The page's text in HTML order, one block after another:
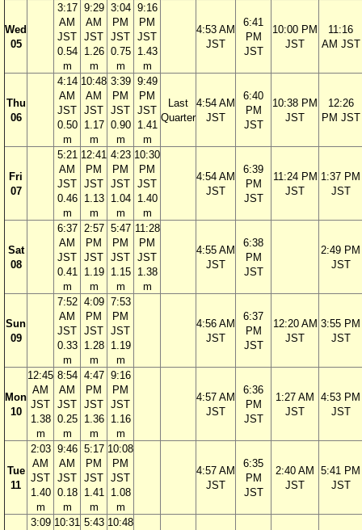
Wed
05
3:17
AM
JST
0.54
m
9:29
AM
JST
1.26
m
3:04
PM
JST
0.75
m
9:16
PM
JST
1.43
m
4:53 AM
JST
6:41
PM
JST
10:00 PM
JST
11:16
AM JST
Thu
06
4:14
AM
JST
0.50
m
10:48
AM
JST
1.17
m
3:39
PM
JST
0.90
m
9:49
PM
JST
1.41
m
Last
Quarter
4:54 AM
JST
6:40
PM
JST
10:38 PM
JST
12:26
PM JST
Fri
07
5:21
AM
JST
0.46
m
12:41
PM
JST
1.13
m
4:23
PM
JST
1.04
m
10:30
PM
JST
1.40
m
4:54 AM
JST
6:39
PM
JST
11:24 PM
JST
1:37 PM
JST
Sat
08
6:37
AM
JST
0.41
m
2:57
PM
JST
1.19
m
5:47
PM
JST
1.15
m
11:28
PM
JST
1.38
m
4:55 AM
JST
6:38
PM
JST
2:49 PM
JST
Sun
09
7:52
AM
JST
0.33
m
4:09
PM
JST
1.28
m
7:53
PM
JST
1.19
m
4:56 AM
JST
6:37
PM
JST
12:20 AM
JST
3:55 PM
JST
Mon
10
12:45
AM
JST
1.38
m
8:54
AM
JST
0.25
m
4:47
PM
JST
1.36
m
9:16
PM
JST
1.16
m
4:57 AM
JST
6:36
PM
JST
1:27 AM
JST
4:53 PM
JST
Tue
11
2:03
AM
JST
1.40
m
9:46
AM
JST
0.18
m
5:17
PM
JST
1.41
m
10:08
PM
JST
1.08
m
4:57 AM
JST
6:35
PM
JST
2:40 AM
JST
5:41 PM
JST
3:09 10:31 5:43 10:48